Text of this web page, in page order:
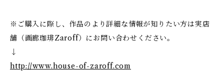
※ご購入に際し、作品のより詳細な情報が知りたい方は実店
舗（画廊珈琲Zaroff）にお問い合わせください。
↓
http://www.house-of-zaroff.com